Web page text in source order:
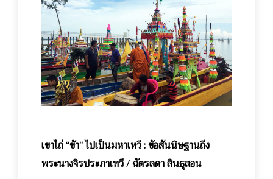
เขาไถ่ “ข้า” ไปเป็นมหาเทวี : ข้อสันนิษฐานถึง
พระนางจิรประภาเทวี / ฉัตรลดา สินธุสอน